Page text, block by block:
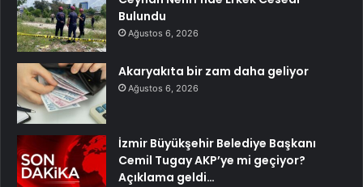
Bulundu
Ağustos 6, 2026
Akaryakıta bir zam daha geliyor
Ağustos 6, 2026
İzmir Büyükşehir Belediye Başkanı
Cemil Tugay AKP’ye mi geçiyor?
Açıklama geldi…